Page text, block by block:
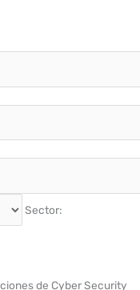
Sector:
de Cyber Security